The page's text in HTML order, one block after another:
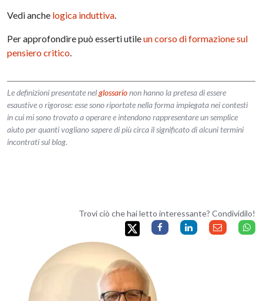
Vedi anche logica induttiva.
Per approfondire può esserti utileun corso di formazione sul
pensiero critico.
Le definizioni presentate nelglossarionon hanno la pretesa di essere
esaustive o rigorose: esse sono riportate nella forma impiegata nei contesti
in cui mi sono trovato a operare e intendono rappresentare un semplice
aiuto per quanti vogliano sapere di più circa il significato di alcuni termini
incontrati sul blog.
Trovi ciò che hai letto interessante? Condividilo!